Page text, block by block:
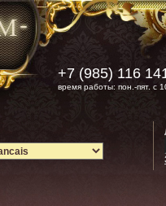
+7 (985) 116
время работы: пон.-пят. с